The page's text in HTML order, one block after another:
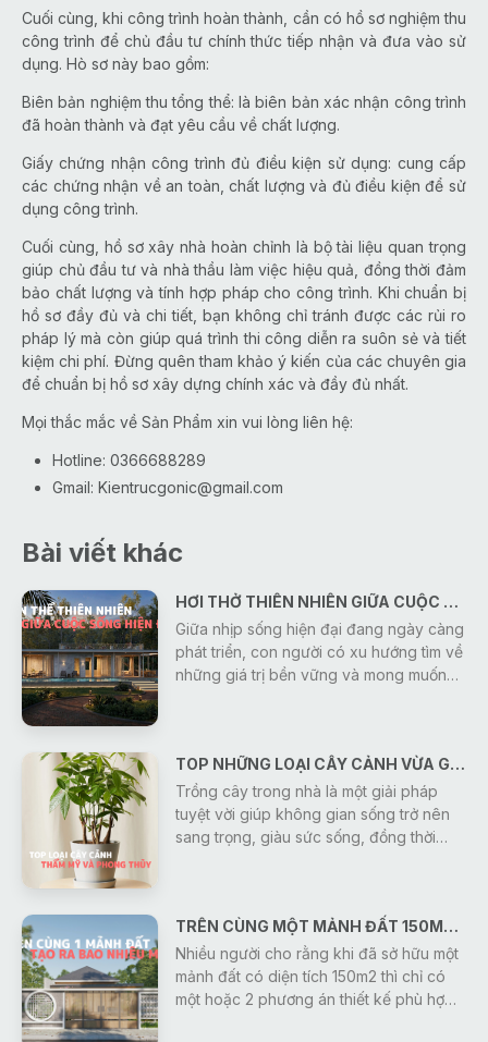
Cuối cùng, khi công trình hoàn thành, cần có hồ sơ nghiệm thu
công trình để chủ đầu tư chính thức tiếp nhận và đưa vào sử
dụng. Hò sơ này bao gồm:
Biên bản nghiệm thu tổng thể: là biên bản xác nhận công trình
đã hoàn thành và đạt yêu cầu về chất lượng.
Giấy chứng nhận công trình đủ điều kiện sử dụng: cung cấp
các chứng nhận về an toàn, chất lượng và đủ điều kiện để sử
dụng công trình.
Cuối cùng, hồ sơ xây nhà hoàn chỉnh là bộ tài liệu quan trọng
giúp chủ đầu tư và nhà thầu làm việc hiệu quả, đồng thời đảm
bảo chất lượng và tính hợp pháp cho công trình. Khi chuẩn bị
hồ sơ đầy đủ và chi tiết, bạn không chỉ tránh được các rủi ro
pháp lý mà còn giúp quá trình thi công diễn ra suôn sẻ và tiết
kiệm chi phí. Đừng quên tham khảo ý kiến của các chuyên gia
để chuẩn bị hồ sơ xây dựng chính xác và đầy đủ nhất.
Mọi thắc mắc về Sản Phẩm xin vui lòng liên hệ:
Hotline: 0366688289
Gmail: Kientrucgonic@gmail.com
Bài viết khác
HƠI THỞ THIÊN NHIÊN GIỮA CUỘC SỐNG HIỆN ĐẠI
Giữa nhịp sống hiện đại đang ngày càng
phát triển, con người có xu hướng tìm về
những giá trị bền vững và mong muốn
được nhiều gia đình lựa chọn. Một ngôi
nhà không chỉ đáp ứng công năng sử
dụng mà còn là nơi giúp tái tạo năng
lượng, cân bằng cảm xúc và mang đến
TOP NHỮNG LOẠI CÂY CẢNH VỪA GIÚP THANH LỌC KHÔNG KHÍ VỪA MANG Ý NGHĨA PHONG THỦY
Trồng cây trong nhà là một giải pháp
tuyệt vời giúp không gian sống trở nên
sang trọng, giàu sức sống, đồng thời
lộc mà bạn có thể tham khảo:
TRÊN CÙNG MỘT MẢNH ĐẤT 150M2 DIỆN TÍCH SÀN - KIẾN TRÚC SƯ GONIC CÓ THỂ TẠO RA BAO NHIÊU MẪU THIẾT KẾ?
Nhiều người cho rằng khi đã sở hữu một
mảnh đất có diện tích 150m2 thì chỉ có
một hoặc 2 phương án thiết kế phù hợp.